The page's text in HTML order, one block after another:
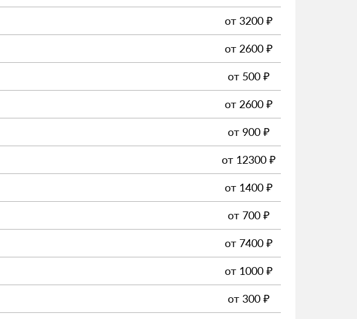
от 3200 ₽
от 2600 ₽
от 500 ₽
от 2600 ₽
от 900 ₽
от 12300 ₽
от 1400 ₽
от 700 ₽
от 7400 ₽
от 1000 ₽
от 300 ₽